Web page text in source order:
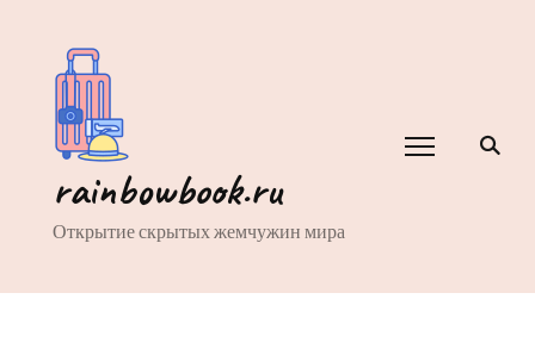
rainbowbook.ru
Открытие скрытых жемчужин мира